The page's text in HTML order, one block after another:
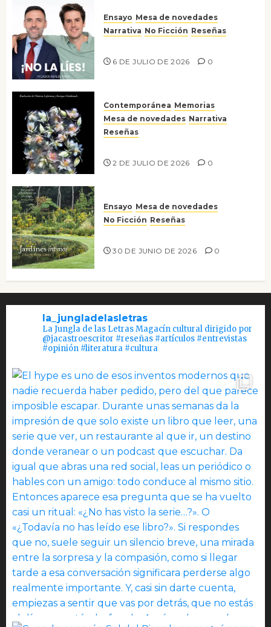
Ensayo Mesa de novedades
Narrativa No Ficción Reseñas
6 DE JULIO DE 2026 0
Contemporánea Memorias
Mesa de novedades Narrativa
Reseñas
2 DE JULIO DE 2026 0
Ensayo Mesa de novedades
No Ficción Reseñas
30 DE JUNIO DE 2026 0
la_jungladelasletras
La Jungla de las Letras Magacín cultural dirigido por
@jacastroescritor #reseñas #artículos #entrevistas
#opinión #literatura #cultura